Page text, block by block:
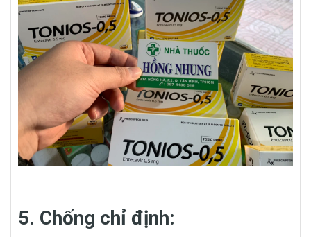
5. Chống chỉ định: